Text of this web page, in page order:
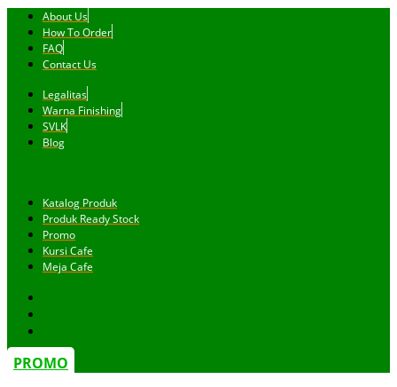
About Us
How To Order
FAQ
Contact Us
Legalitas
Warna Finishing
SVLK
Blog
Katalog Produk
Produk Ready Stock
Promo
Kursi Cafe
Meja Cafe
PROMO